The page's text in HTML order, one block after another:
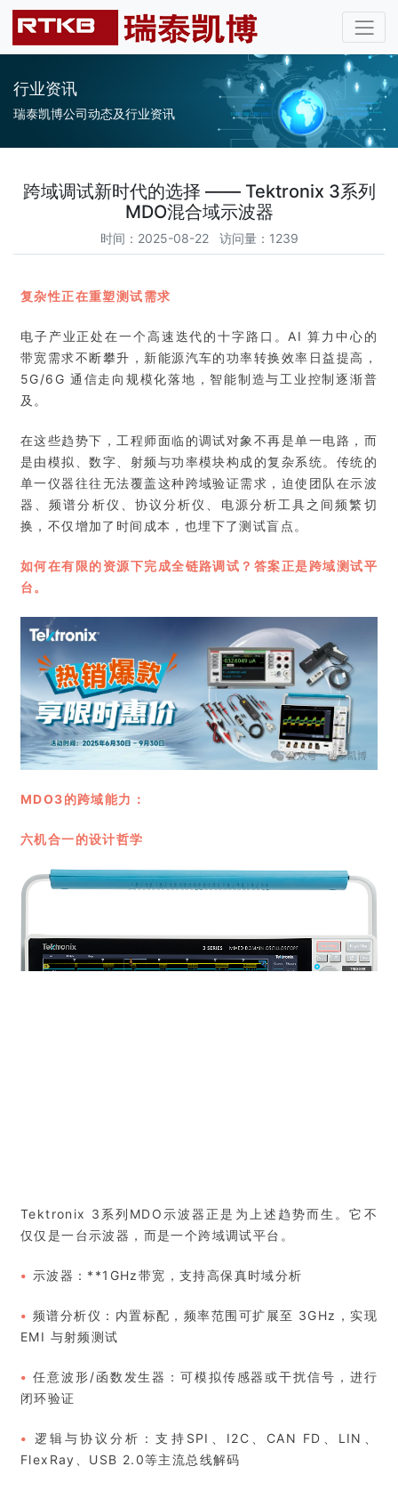
行业资讯
瑞泰凯博公司动态及行业资讯
跨域调试新时代的选择 —— Tektronix 3系列
MDO混合域示波器
时间：2025-08-22 访问量：1239
复杂性正在重塑测试需求
电子产业正处在一个高速迭代的十字路口。AI 算力中心的
带宽需求不断攀升，新能源汽车的功率转换效率日益提高，
5G/6G 通信走向规模化落地，智能制造与工业控制逐渐普
及。
在这些趋势下，工程师面临的调试对象不再是单一电路，而
是由模拟、数字、射频与功率模块构成的复杂系统。传统的
单一仪器往往无法覆盖这种跨域验证需求，迫使团队在示波
器、频谱分析仪、协议分析仪、电源分析工具之间频繁切
换，不仅增加了时间成本，也埋下了测试盲点。
如何在有限的资源下完成全链路调试？答案正是跨域测试平
台。
MDO3的跨域能力：
六机合一的设计哲学
Tektronix 3系列MDO示波器正是为上述趋势而生。它不
仅仅是一台示波器，而是一个跨域调试平台。
• 示波器：**1GHz带宽，支持高保真时域分析
• 频谱分析仪：内置标配，频率范围可扩展至 3GHz，实现
EMI 与射频测试
• 任意波形/函数发生器：可模拟传感器或干扰信号，进行
闭环验证
• 逻辑与协议分析：支持SPI、I2C、CAN FD、LIN、
FlexRay、USB 2.0等主流总线解码